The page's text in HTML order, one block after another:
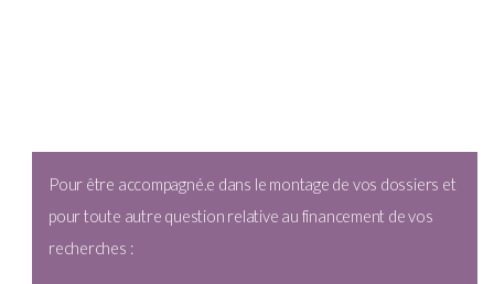
Pour être accompagné.e dans le montage de vos dossiers et
pour toute autre question relative au financement de vos
recherches :